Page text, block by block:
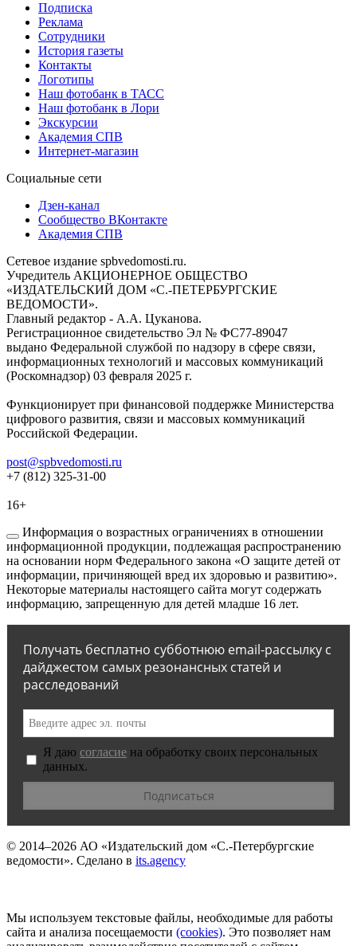
Подписка
Реклама
Сотрудники
История газеты
Контакты
Логотипы
Наш фотобанк в ТАСС
Наш фотобанк в Лори
Экскурсии
Академия СПВ
Интернет-магазин
Социальные сети
Дзен-канал
Сообщество ВКонтакте
Академия СПВ
Сетевое издание spbvedomosti.ru.
Учредитель АКЦИОНЕРНОЕ ОБЩЕСТВО
«ИЗДАТЕЛЬСКИЙ ДОМ «С.-ПЕТЕРБУРГСКИЕ
ВЕДОМОСТИ».
Главный редактор - А.А. Цуканова.
Регистрационное свидетельство Эл № ФС77-89047
выдано Федеральной службой по надзору в сфере связи,
информационных технологий и массовых коммуникаций
(Роскомнадзор) 03 февраля 2025 г.
Функционирует при финансовой поддержке Министерства
цифрового развития, связи и массовых коммуникаций
Российской Федерации.
post@spbvedomosti.ru
+7 (812) 325-31-00
16+
Информация о возрастных ограничениях в отношении
информационной продукции, подлежащая распространению
на основании норм Федерального закона «О защите детей от
информации, причиняющей вред их здоровью и развитию».
Некоторые материалы настоящего сайта могут содержать
информацию, запрещенную для детей младше 16 лет.
Получать бесплатно субботнюю email-рассылку с
дайджестом самых резонансных статей и
расследований
Я даю согласие на обработку своих персональных
данных.
© 2014–2026 АО «Издательский дом «С.-Петербургские
ведомости». Сделано в its.agency
Мы используем текстовые файлы, необходимые для работы
сайта и анализа посещаемости (сookies). Это позволяет нам